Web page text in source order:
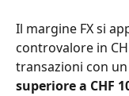
Il margine FX si
controvalore in
transazioni con
superiore a CHF